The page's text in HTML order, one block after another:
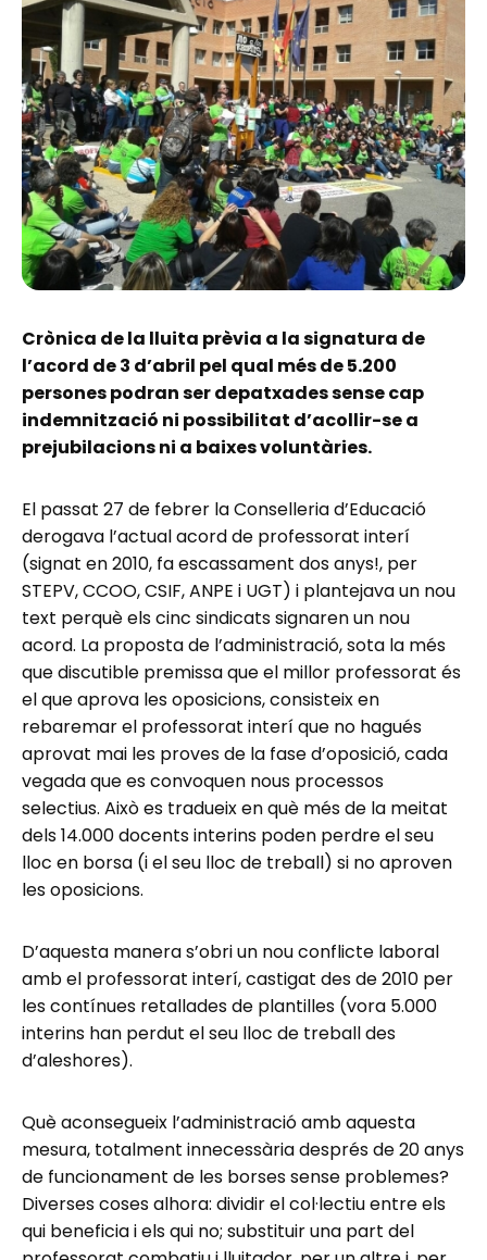
Crònica de la lluita prèvia a la signatura de
l’acord de 3 d’abril pel qual més de 5.200
persones podran ser depatxades sense cap
indemnització ni possibilitat d’acollir-se a
prejubilacions ni a baixes voluntàries.
El passat 27 de febrer la Conselleria d’Educació
derogava l’actual acord de professorat interí
(signat en 2010, fa escassament dos anys!, per
STEPV, CCOO, CSIF, ANPE i UGT) i plantejava un nou
text perquè els cinc sindicats signaren un nou
acord. La proposta de l’administració, sota la més
que discutible premissa que el millor professorat és
el que aprova les oposicions, consisteix en
rebaremar el professorat interí que no hagués
aprovat mai les proves de la fase d’oposició, cada
vegada que es convoquen nous processos
selectius. Això es tradueix en què més de la meitat
dels 14.000 docents interins poden perdre el seu
lloc en borsa (i el seu lloc de treball) si no aproven
les oposicions.
D’aquesta manera s’obri un nou conflicte laboral
amb el professorat interí, castigat des de 2010 per
les contínues retallades de plantilles (vora 5.000
interins han perdut el seu lloc de treball des
d’aleshores).
Què aconsegueix l’administració amb aquesta
mesura, totalment innecessària després de 20 anys
de funcionament de les borses sense problemes?
Diverses coses alhora: dividir el col·lectiu entre els
qui beneficia i els qui no; substituir una part del